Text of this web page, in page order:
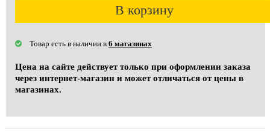
В корзину
Товар есть в наличии в 6 магазинах
Цена на сайте действует только при оформлении заказа
через интернет-магазин и может отличаться от цены в
магазинах.